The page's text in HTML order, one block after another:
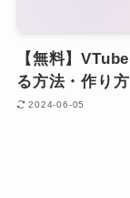
【無料】
る方法・作り
2024-06-05